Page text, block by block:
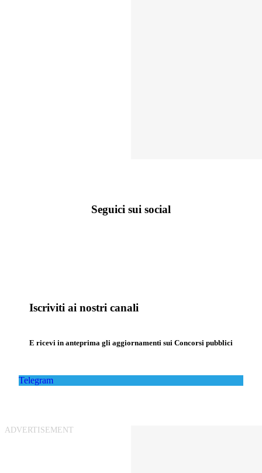
Seguici sui social
Iscriviti ai nostri canali
E ricevi in anteprima gli aggiornamenti sui Concorsi pubblici
Telegram